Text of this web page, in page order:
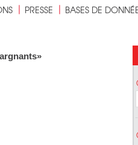
PRESSE
BASES DE